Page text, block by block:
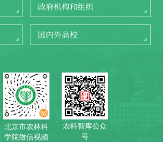
政府机构和组织
国内外高校
北京市农林科
学院微信视频
农科智库公众
号